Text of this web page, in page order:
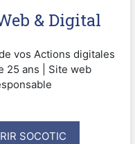
& Digital
vos Actions digitales
25 ans | Site web
SOCOTIC